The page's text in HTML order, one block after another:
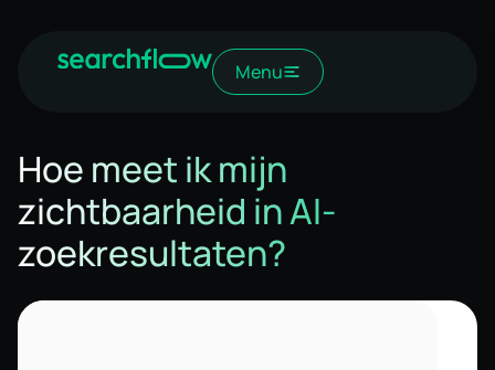
Menu
Hoe meet ik mijn
zichtbaarheid in AI-
zoekresultaten?